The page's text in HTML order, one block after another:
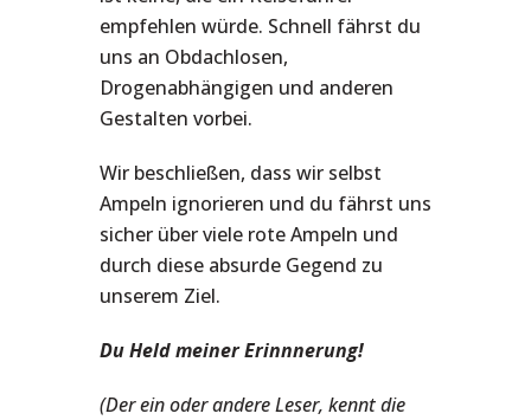
empfehlen würde. Schnell fährst du
uns an Obdachlosen,
Drogenabhängigen und anderen
Gestalten vorbei.
Wir beschließen, dass wir selbst
Ampeln ignorieren und du fährst uns
sicher über viele rote Ampeln und
durch diese absurde Gegend zu
unserem Ziel.
Du Held meiner Erinnnerung!
(Der ein oder andere Leser, kennt die